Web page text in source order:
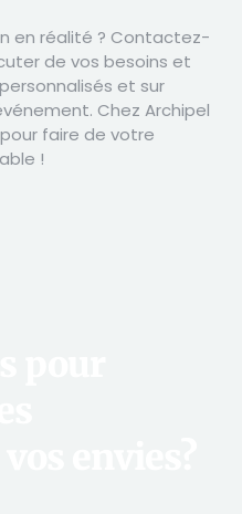
en réalité ? Contactez-
de vos besoins et
et sur
Chez Archipel
faire de votre
!